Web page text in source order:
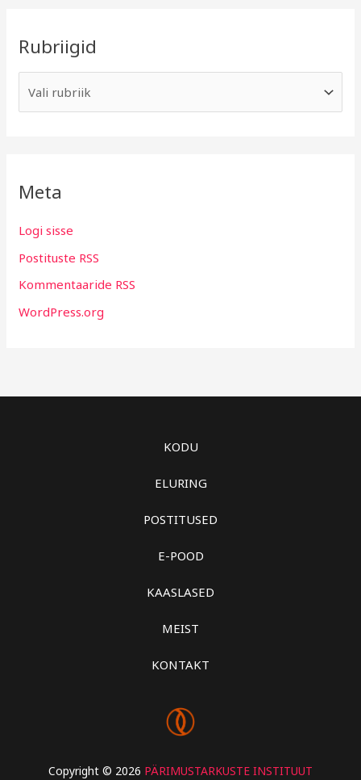
Rubriigid
Meta
Logi sisse
Postituste RSS
Kommentaaride RSS
WordPress.org
KODU
ELURING
POSTITUSED
E-POOD
KAASLASED
MEIST
KONTAKT
Copyright © 2026 PÄRIMUSTARKUSTE INSTITUUT